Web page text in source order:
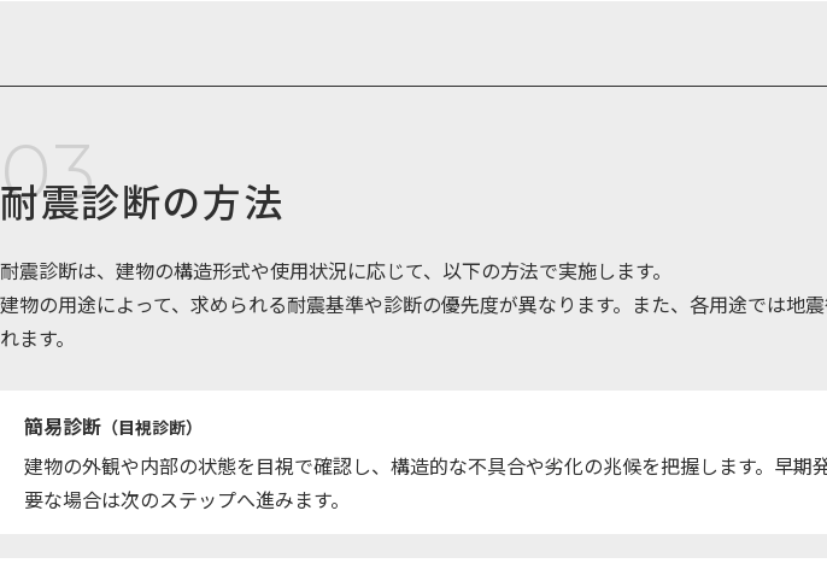
耐震診断の方法
耐震診断は、建物の構造形式や使用状況に応じて、以下の方法で実施します。
建物の用途によって、求められる耐震基準や診断の優先度が異なります。また、各用途では地
れます。
簡易診断 （目視診断）
建物の外観や内部の状態を目視で確認し、構造的な不具合や劣化の兆候を把握します。早
要な場合は次のステップへ進みます。